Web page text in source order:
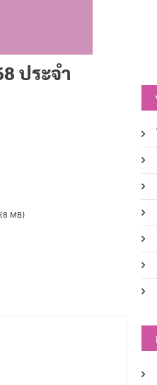
ประจำ
(8 MB)